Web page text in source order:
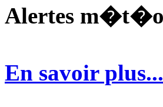
Alertes m�t�o
En savoir plus...